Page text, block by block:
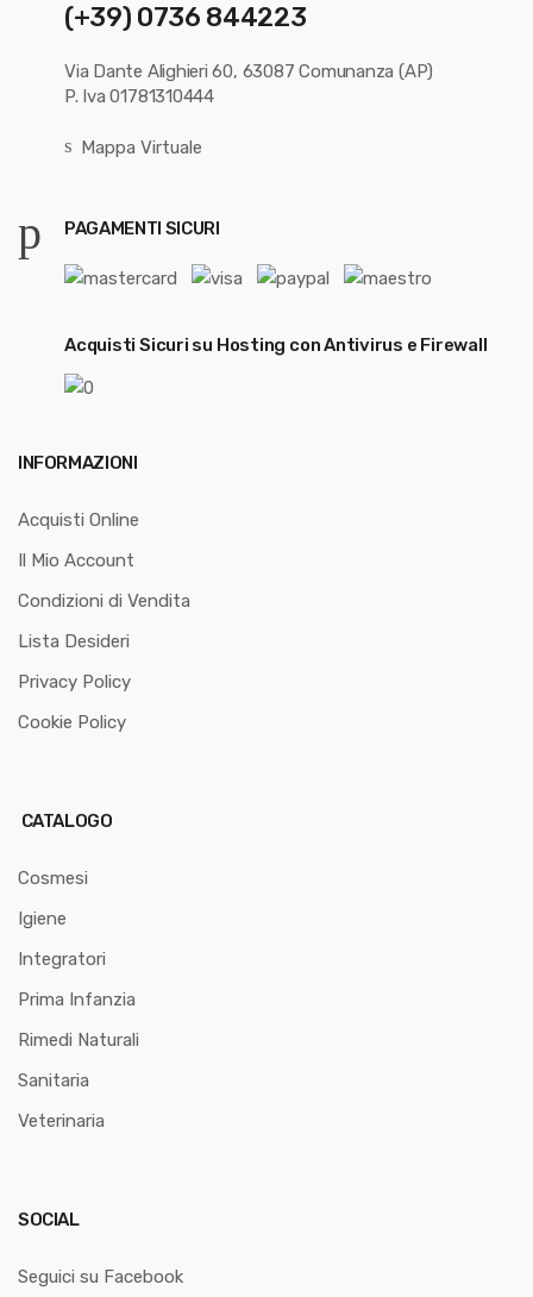
(+39) 0736 844223
Via Dante Alighieri 60, 63087 Comunanza (AP)
P. Iva 01781310444
Mappa Virtuale
PAGAMENTI SICURI
Acquisti Sicuri su Hosting con Antivirus e Firewall
INFORMAZIONI
Acquisti Online
Il Mio Account
Condizioni di Vendita
Lista Desideri
Privacy Policy
Cookie Policy
CATALOGO
Cosmesi
Igiene
Integratori
Prima Infanzia
Rimedi Naturali
Sanitaria
Veterinaria
SOCIAL
Seguici su Facebook